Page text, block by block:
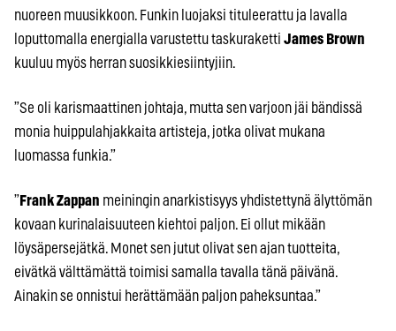
nuoreen muusikkoon. Funkin luojaksi tituleerattu ja lavalla
loputtomalla energialla varustettu taskuraketti James Brown
kuuluu myös herran suosikkiesiintyjiin.
”Se oli karismaattinen johtaja, mutta sen varjoon jäi bändissä
monia huippulahjakkaita artisteja, jotka olivat mukana
luomassa funkia.”
” Frank Zappan meiningin anarkistisyys yhdistettynä älyttömän
kovaan kurinalaisuuteen kiehtoi paljon. Ei ollut mikään
löysäpersejätkä. Monet sen jutut olivat sen ajan tuotteita,
eivätkä välttämättä toimisi samalla tavalla tänä päivänä.
Ainakin se onnistui herättämään paljon paheksuntaa.”